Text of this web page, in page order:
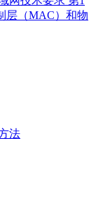
层（MAC）和物
法